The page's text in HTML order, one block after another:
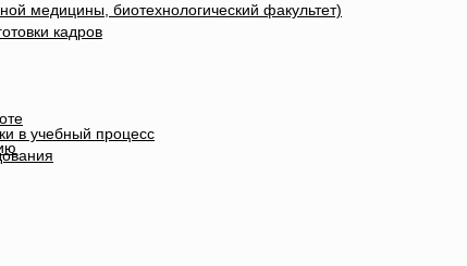
медицины, биотехнологический факультет)
кадров
в учебный процесс